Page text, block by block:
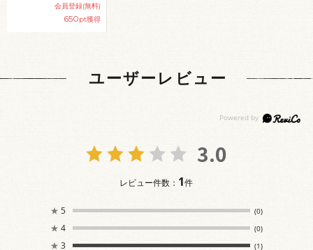
会員登録(無料)
650pt獲得
ユーザーレビュー
3.0
レビュー件数： 1件
★ 5 (0)
★ 4 (0)
★ 3 (1)